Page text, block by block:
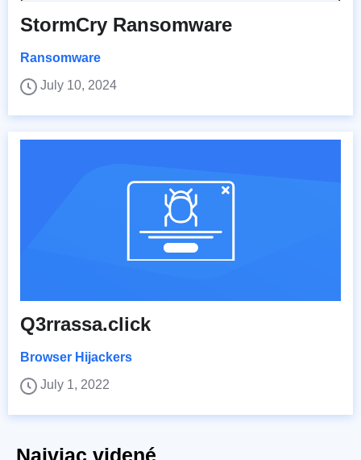
StormCry Ransomware
Ransomware
July 10, 2024
Q3rrassa.click
Browser Hijackers
July 1, 2022
Najviac videné